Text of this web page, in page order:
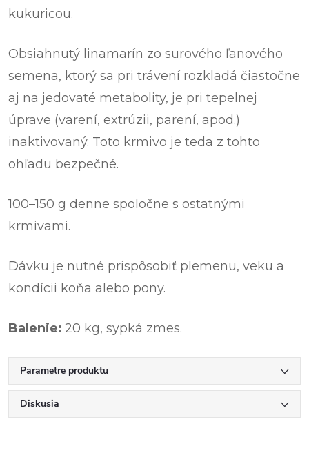
kukuricou.
Obsiahnutý linamarín zo surového ľanového
semena, ktorý sa pri trávení rozkladá čiastočne
aj na jedovaté metabolity, je pri tepelnej
úprave (varení, extrúzii, parení, apod.)
inaktivovaný. Toto krmivo je teda z tohto
ohľadu bezpečné.
100–150 g denne spoločne s ostatnými
krmivami.
Dávku je nutné prispôsobiť plemenu, veku a
kondícii koňa alebo pony.
Balenie: 20 kg, sypká zmes.
Parametre produktu
Diskusia